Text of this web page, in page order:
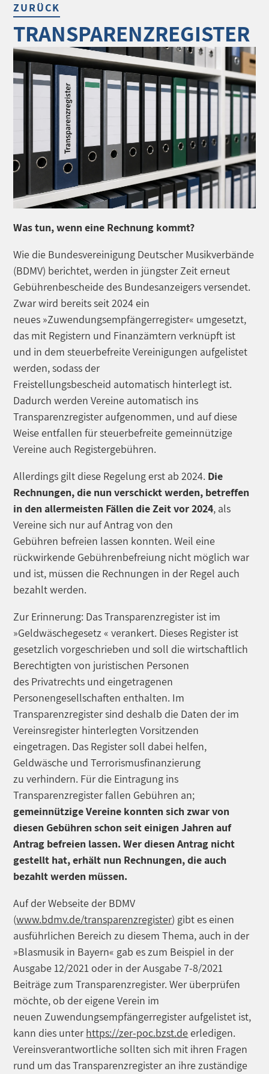
ZURÜCK
TRANSPARENZREGISTER
Was tun, wenn eine Rechnung kommt?
Wie die Bundesvereinigung Deutscher Musikverbände
(BDMV) berichtet, werden in jüngster Zeit erneut
Gebührenbescheide des Bundesanzeigers versendet.
Zwar wird bereits seit 2024 ein
neues »Zuwendungsempfängerregister« umgesetzt,
das mit Registern und Finanzämtern verknüpft ist
und in dem steuerbefreite Vereinigungen aufgelistet
werden, sodass der
Freistellungsbescheid automatisch hinterlegt ist.
Dadurch werden Vereine automatisch ins
Transparenzregister aufgenommen, und auf diese
Weise entfallen für steuerbefreite gemeinnützige
Vereine auch Registergebühren.
Allerdings gilt diese Regelung erst ab 2024. Die
Rechnungen, die nun verschickt werden, betreffen
in den allermeisten Fällen die Zeit vor 2024, als
Vereine sich nur auf Antrag von den
Gebühren befreien lassen konnten. Weil eine
rückwirkende Gebührenbefreiung nicht möglich war
und ist, müssen die Rechnungen in der Regel auch
bezahlt werden.
Zur Erinnerung: Das Transparenzregister ist im
»Geldwäschegesetz « verankert. Dieses Register ist
gesetzlich vorgeschrieben und soll die wirtschaftlich
Berechtigten von juristischen Personen
des Privatrechts und eingetragenen
Personengesellschaften enthalten. Im
Transparenzregister sind deshalb die Daten der im
Vereinsregister hinterlegten Vorsitzenden
eingetragen. Das Register soll dabei helfen,
Geldwäsche und Terrorismusfinanzierung
zu verhindern. Für die Eintragung ins
Transparenzregister fallen Gebühren an;
gemeinnützige Vereine konnten sich zwar von
diesen Gebühren schon seit einigen Jahren auf
Antrag befreien lassen. Wer diesen Antrag nicht
gestellt hat, erhält nun Rechnungen, die auch
bezahlt werden müssen.
Auf der Webseite der BDMV
(www.bdmv.de/transparenzregister) gibt es einen
ausführlichen Bereich zu diesem Thema, auch in der
»Blasmusik in Bayern« gab es zum Beispiel in der
Ausgabe 12/2021 oder in der Ausgabe 7-8/2021
Beiträge zum Transparenzregister. Wer überprüfen
möchte, ob der eigene Verein im
neuen Zuwendungsempfängerregister aufgelistet ist,
kann dies unter https://zer-poc.bzst.deerledigen.
Vereinsverantwortliche sollten sich mit ihren Fragen
rund um das Transparenzregister an ihre zuständige